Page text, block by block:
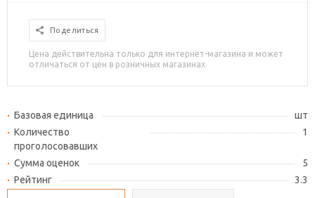
Поделиться
Цена действительна только для интернет-магазина и может
отличаться от цен в розничных магазинах
Базовая единица
шт
Количество
проголосовавших
1
Сумма оценок
5
Рейтинг
3.3